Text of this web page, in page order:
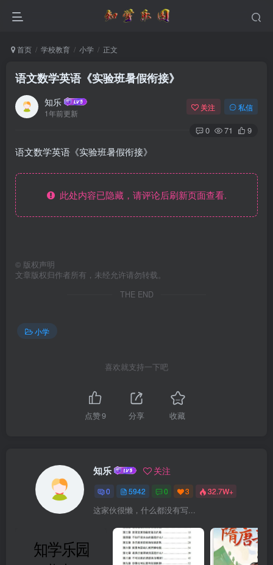
首页 学校教育 小学 正文
语文数学英语《实验班暑假衔接》
知乐
1年前更新
关注 私信
0 71 9
语文数学英语《实验班暑假衔接》
此处内容已隐藏，请评论后刷新页面查看.
© 版权声明
文章版权归作者所有，未经允许请勿转载。
THE END
小学
喜欢就支持一下吧
点赞9 分享 收藏
知乐 关注
0 5942 0 3 32.7W+
这家伙很懒，什么都没有写...